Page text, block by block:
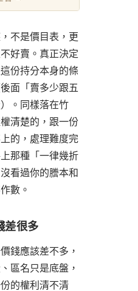
不是價目表，更
好賣。真正決定
份持分本身的條
面「賣多少跟五
。同樣落在竹
清楚的，跟一份
的，處理難度完
那種「一律幾折
看過你的謄本和
數。
差很多
錢應該差不多，
區名只是底盤，
的權利清不清